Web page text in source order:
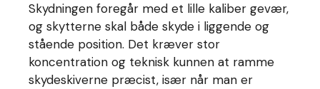
Skydningen foregår med et lille kaliber gevær,
og skytterne skal både skyde i liggende og
stående position. Det kræver stor
koncentration og teknisk kunnen at ramme
skydeskiverne præcist, især når man er